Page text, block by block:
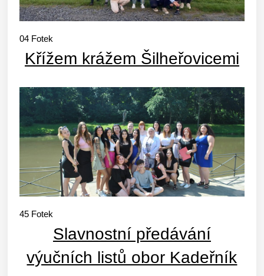
04 Fotek
Křížem krážem Šilheřovicemi
45 Fotek
Slavnostní předávání
výučních listů obor Kadeřník